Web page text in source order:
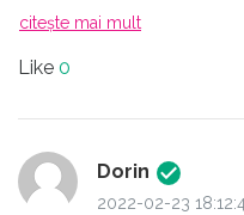
el din gradina...
citește mai mult
Like 0
Dorin
2022-02-23